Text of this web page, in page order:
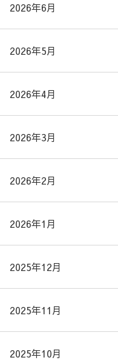
2026年6月
2026年5月
2026年4月
2026年3月
2026年2月
2026年1月
2025年12月
2025年11月
2025年10月